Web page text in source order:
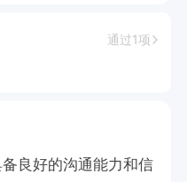
通过1项
良好的沟通能力和信